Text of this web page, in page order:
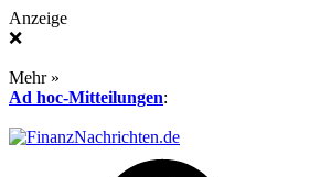
Anzeige
❌
Mehr »
Ad hoc-Mitteilungen: